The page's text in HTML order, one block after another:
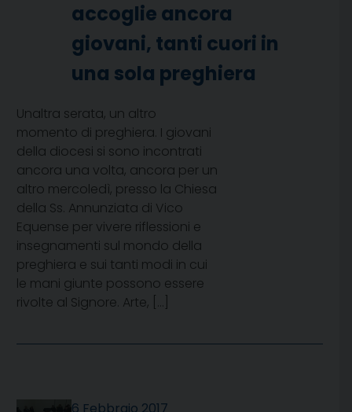
accoglie ancora
giovani, tanti cuori in
una sola preghiera
Unaltra serata, un altro
momento di preghiera. I giovani
della diocesi si sono incontrati
ancora una volta, ancora per un
altro mercoledì, presso la Chiesa
della Ss. Annunziata di Vico
Equense per vivere riflessioni e
insegnamenti sul mondo della
preghiera e sui tanti modi in cui
le mani giunte possono essere
rivolte al Signore. Arte, […]